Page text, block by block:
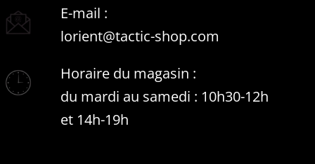
E-mail :
lorient@tactic-shop.com
Horaire du magasin :
du mardi au samedi : 10h30-12h
et 14h-19h